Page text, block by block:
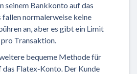
seinem Bankkonto auf das
fallen normalerweise keine
an, aber es gibt ein Limit
Transaktion.
bequeme Methode für
das Flatex-Konto. Der Kunde